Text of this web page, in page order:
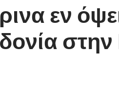
εν